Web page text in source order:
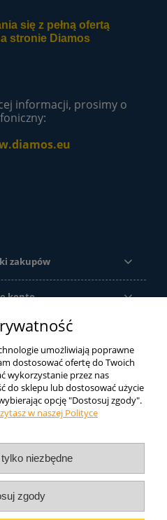
się z pełną ofertą
stronie Diamos
informacji, prosimy o
zakupów
konto
o sklepie
oferowanych przez firmę
oferuje tylko ich część. Jeśli nie
szukali zachęcamy do kontaktu
się dobrać odpowiedni
i Wspólnicy Sp.J.
Raciborska NIP: 639-200-38-05
454 40 50
wersję strony
umożliwiają poprawne
dostosować ofertę do Twoich
wykorzystanie przez nas
do sklepu lub dostosować użycie
opcję "Dostosuj zgody".
w naszej Polityce
niezbędne
zgody